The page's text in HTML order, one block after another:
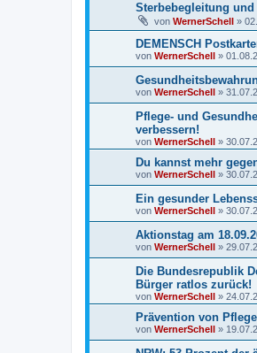
Sterbebegleitung
von WernerSchell »
DEMENSCH
von WernerSchell »
von WernerSchell »
Pflege- und
verbessern!
von WernerSchell »
Du kannst mehr
von WernerSchell »
Ein gesunder
von WernerSchell »
Aktionstag am
von WernerSchell »
Die Bundesrepublik
Bürger ratlos zurück!
von WernerSchell »
Prävention von
von WernerSchell »